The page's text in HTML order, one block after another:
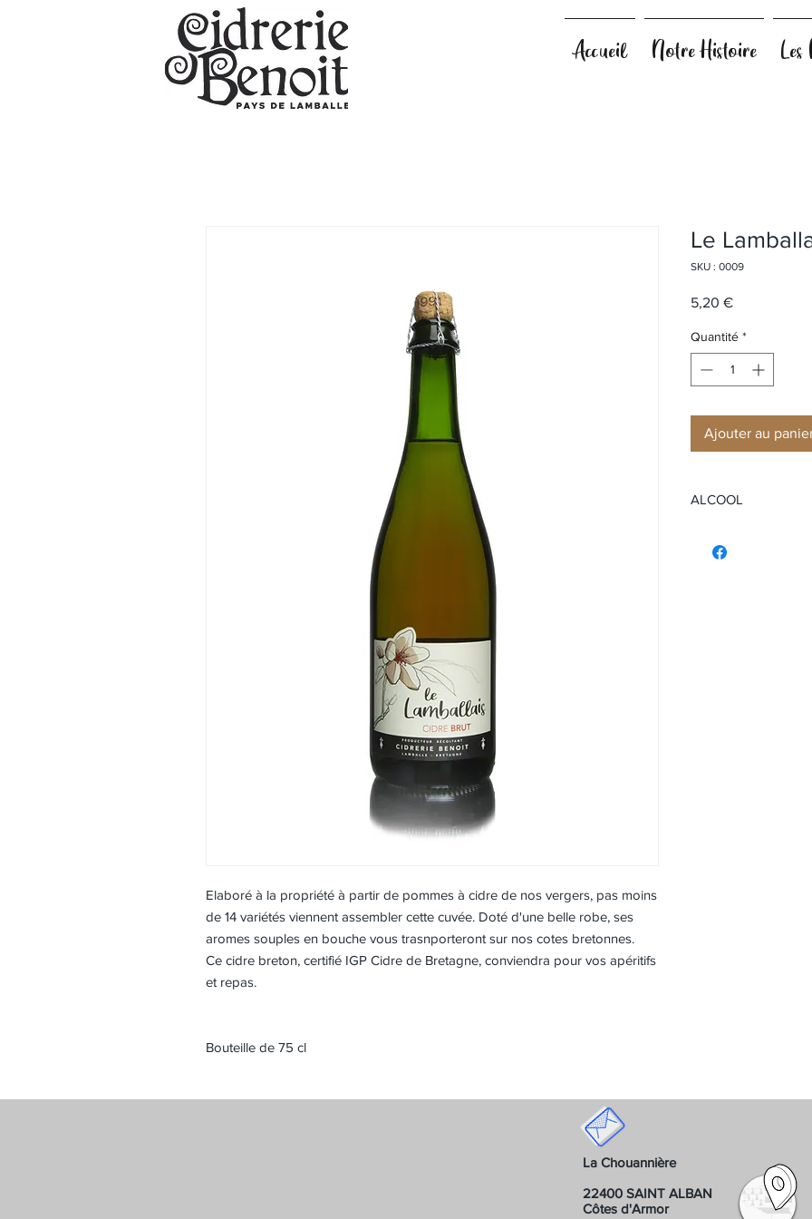
Accueil Notre Histoire
Elaboré à la propriété à partir de pommes à cidre de nos vergers, pas moins
de 14 variétés viennent assembler cette cuvée. Doté d'une belle robe, ses
aromes souples en bouche vous trasnporteront sur nos cotes bretonnes.
Ce cidre breton, certifié IGP Cidre de Bretagne, conviendra pour vos apéritifs
et repas.
Bouteille de 75 cl
Le
SKU : 0009
5,20 €Prix
Quantité *
Ajouter au
ALCOOL
La consommation
La Chouannière
22400 SAINT ALBAN
Côtes d'Armor